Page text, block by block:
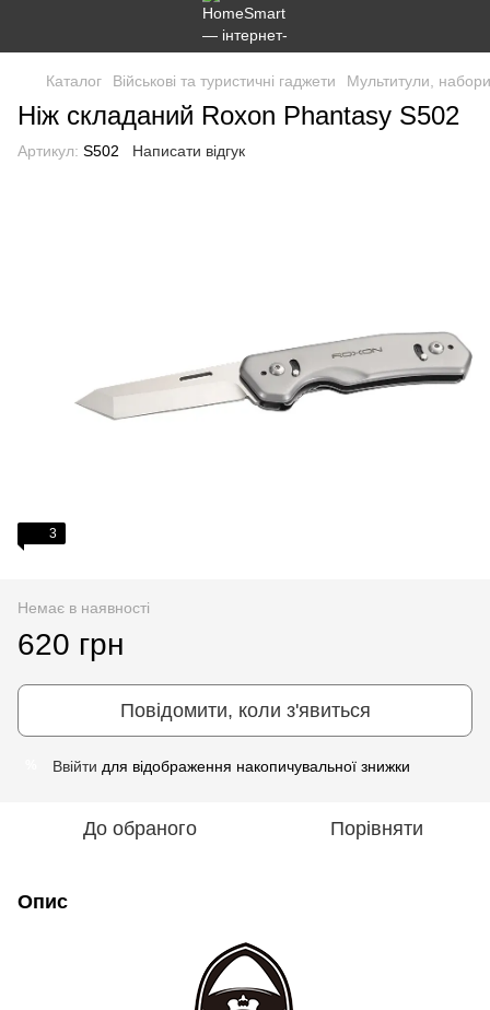
Каталог Військові та туристичні гаджети Мультитули,
Ніж складаний Roxon Phantasy S502
Артикул: S502 Написати відгук
3
Немає в наявності
620 грн
Повідомити, коли з'явиться
Ввійти для відображення накопичувальної знижки
До обраного Порівняти
Опис